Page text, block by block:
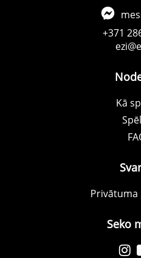
+371
Kā
Seko